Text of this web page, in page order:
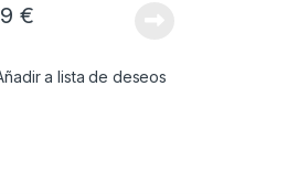
€
a lista de deseos